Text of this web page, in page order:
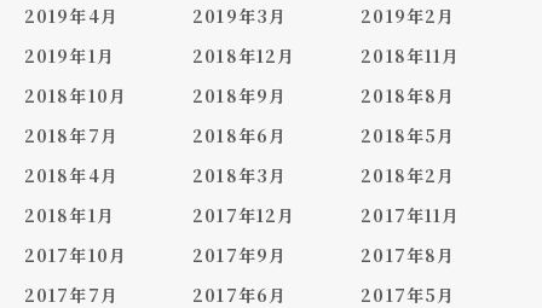
2019年4月
2019年3月
2019年2月
2019年1月
2018年12月
2018年11月
2018年10月
2018年9月
2018年8月
2018年7月
2018年6月
2018年5月
2018年4月
2018年3月
2018年2月
2018年1月
2017年12月
2017年11月
2017年10月
2017年9月
2017年8月
2017年7月
2017年6月
2017年5月